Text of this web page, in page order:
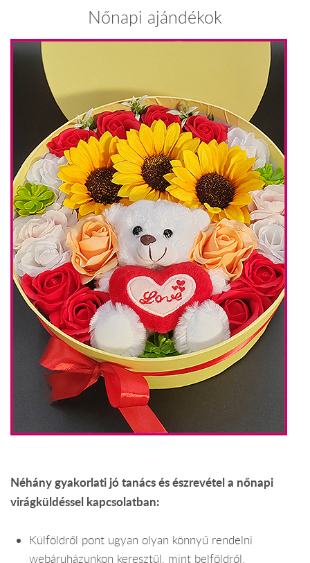
Nőnapi ajándékok
Néhány gyakorlati jó tanács és észrevétel a nőnapi
virágküldéssel kapcsolatban:
Külföldről pont ugyan olyan könnyű rendelni
webáruházunkon keresztül, mint belföldről.